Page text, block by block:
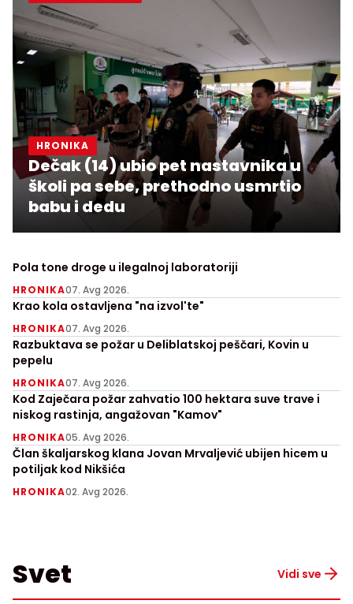
HRONIKA
Dečak (14) ubio pet nastavnika u
školi pa sebe, prethodno usmrtio
babu i dedu
Pola tone droge u ilegalnoj laboratoriji
HRONIKA07. Avg 2026.
Krao kola ostavljena "na izvol'te"
HRONIKA07. Avg 2026.
Razbuktava se požar u Deliblatskoj peščari, Kovin u
pepelu
HRONIKA07. Avg 2026.
Kod Zaječara požar zahvatio 100 hektara suve trave i
niskog rastinja, angažovan "Kamov"
HRONIKA05. Avg 2026.
Član škaljarskog klana Jovan Mrvaljević ubijen hicem u
potiljak kod Nikšića
HRONIKA02. Avg 2026.
Svet Vidi sve